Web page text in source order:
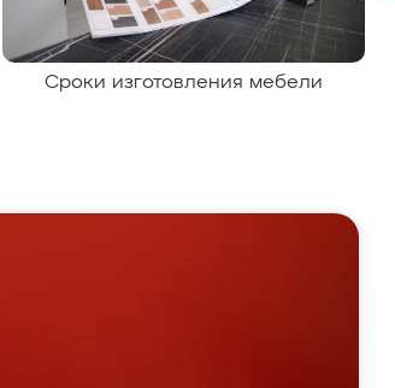
Сроки изготовления мебели